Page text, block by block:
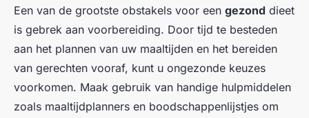
Een van de grootste obstakels voor een gezond dieet
is gebrek aan voorbereiding. Door tijd te besteden
aan het plannen van uw maaltijden en het bereiden
van gerechten vooraf, kunt u ongezonde keuzes
voorkomen. Maak gebruik van handige hulpmiddelen
zoals maaltijdplanners en boodschappenlijstjes om